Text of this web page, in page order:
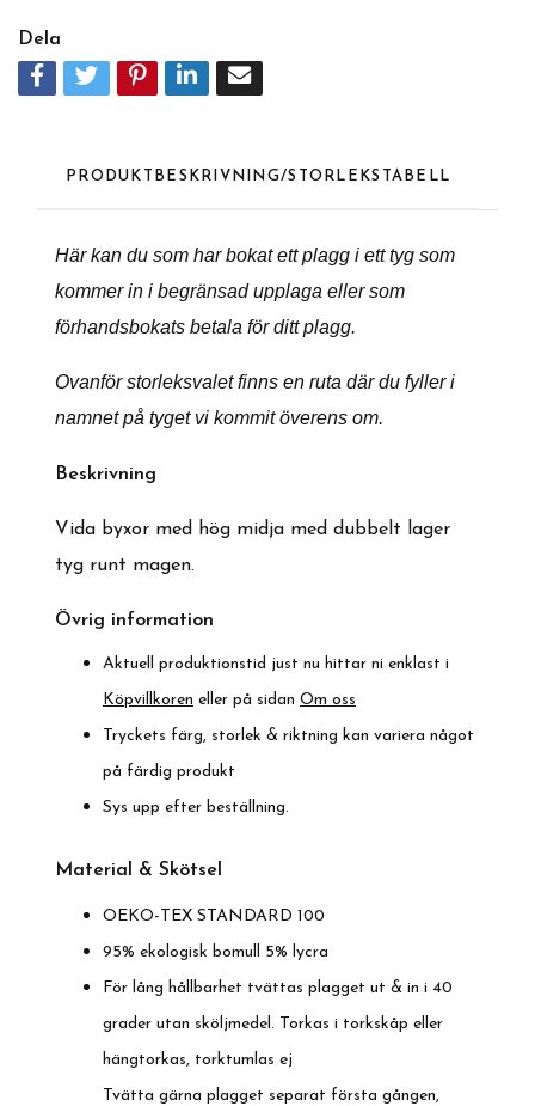
Dela
PRODUKTBESKRIVNING/STORLEKSTABELL
Här kan du som har bokat ett plagg i ett tyg som
kommer in i begränsad upplaga eller som
förhandsbokats betala för ditt plagg.
Ovanför storleksvalet finns en ruta där du fyller i
namnet på tyget vi kommit överens om.
Beskrivning
Vida byxor med hög midja med dubbelt lager
tyg runt magen.
Övrig information
Aktuell produktionstid just nu hittar ni enklast i
Köpvillkoren eller på sidan Om oss
Tryckets färg, storlek & riktning kan variera något
på färdig produkt
Sys upp efter beställning.
Material & Skötsel
OEKO-TEX STANDARD 100
95% ekologisk bomull 5% lycra
För lång hållbarhet tvättas plagget ut & in i 40
grader utan sköljmedel. Torkas i torkskåp eller
hängtorkas, torktumlas ej
Tvätta gärna plagget separat första gången,